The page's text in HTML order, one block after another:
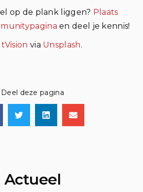
op de plank liggen? Plaats
en deel je kennis!
via Unsplash.
Deel deze pagina
Actueel